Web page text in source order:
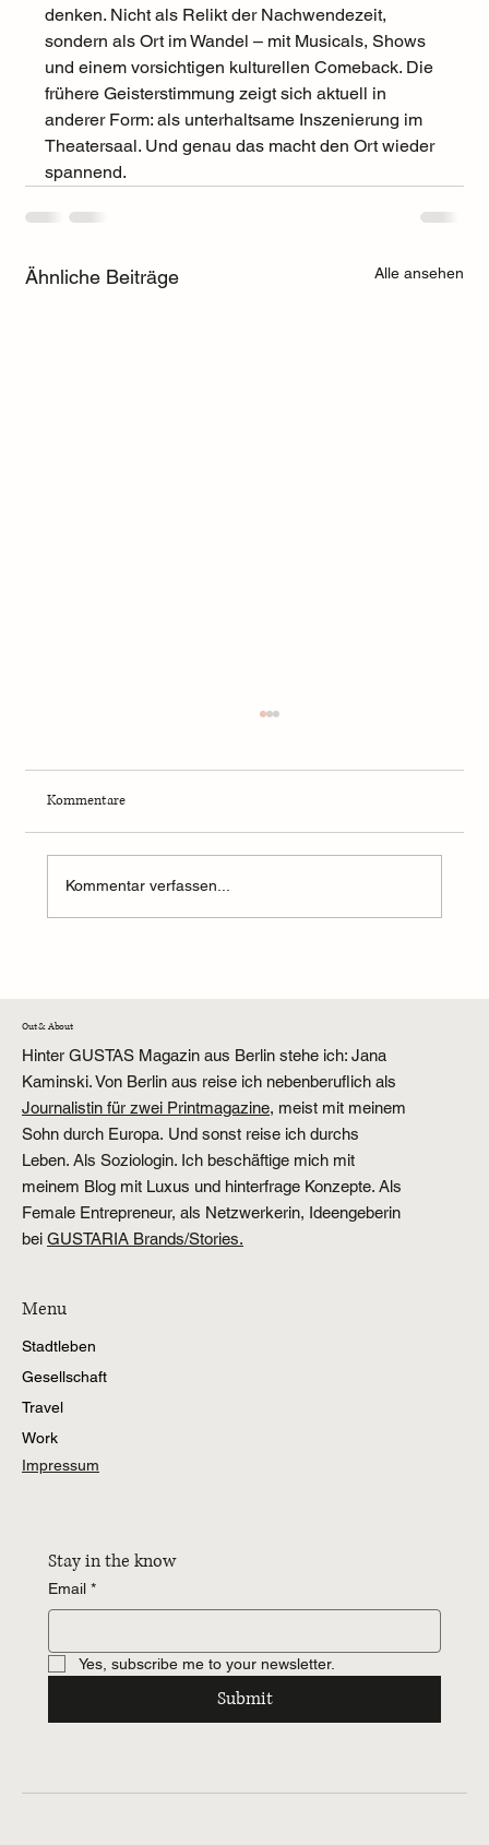
denken. Nicht als Relikt der Nachwendezeit,
sondern als Ort im Wandel – mit Musicals, Shows
und einem vorsichtigen kulturellen Comeback. Die
frühere Geisterstimmung zeigt sich aktuell in
anderer Form: als unterhaltsame Inszenierung im
Theatersaal. Und genau das macht den Ort wieder
spannend.
Ähnliche Beiträge Alle ansehen
Kommentare
Kommentar verfassen...
Out & About
Hinter GUSTAS Magazin aus Berlin stehe ich: Jana
Kaminski. Von Berlin aus reise ich nebenberuflich als
Journalistin für zwei Printmagazine, meist mit meinem
Sohn durch Europa. Und sonst reise ich durchs
Leben. Als Soziologin. Ich beschäftige mich mit
meinem Blog mit Luxus und hinterfrage Konzepte. Als
Female Entrepreneur, als Netzwerkerin, Ideengeberin
bei GUSTARIA Brands/Stories.
Menu
Stadtleben
Gesellschaft
Travel
Work
Impressum
Stay in the know
Email *
Yes, subscribe me to your newsletter.
Submit